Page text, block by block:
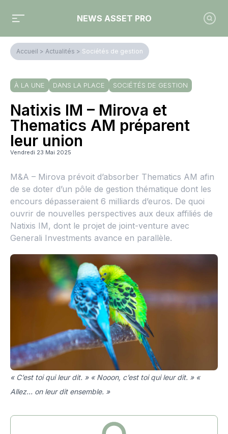
NEWS ASSET PRO
Accueil > Actualités > Sociétés de gestion
À LA UNE DANS LA PLACE SOCIÉTÉS DE GESTION
Natixis IM – Mirova et
Thematics AM préparent
leur union
Vendredi 23 Mai 2025
M&A – Mirova prévoit d’absorber Thematics AM afin
de se doter d’un pôle de gestion thématique dont les
encours dépasseraient 6 milliards d’euros. De quoi
ouvrir de nouvelles perspectives aux deux affiliés de
Natixis IM, dont le projet de joint-venture avec
Generali Investments avance en parallèle.
« C’est toi qui leur dit. » « Nooon, c’est toi qui leur dit. » «
Allez... on leur dit ensemble. »